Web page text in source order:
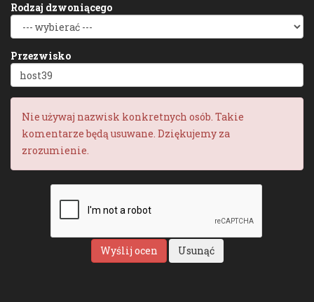
Rodzaj dzwoniącego
Przezwisko
Nie używaj nazwisk konkretnych osób. Takie
komentarze będą usuwane. Dziękujemy za
zrozumienie.
Wyślij ocen Usunąć